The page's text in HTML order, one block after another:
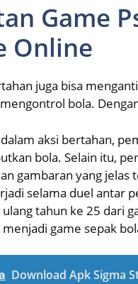
Game
Online
juga bisa
bola.
aksi bertahan,
bola. Selain itu,
gambaran yang
selama duel antar
tahun ke 25 dari
menjadi game sepak
Download Apk Sigma